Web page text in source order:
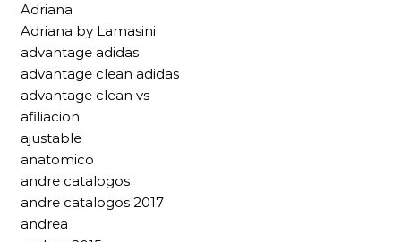
Adriana
Adriana by Lamasini
advantage adidas
advantage clean adidas
advantage clean vs
afiliacion
ajustable
anatomico
andre catalogos
andre catalogos 2017
andrea